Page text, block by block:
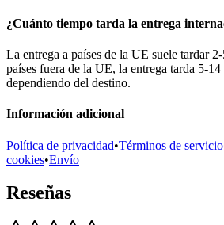
¿Cuánto tiempo tarda la entrega
La entrega a países de la UE suele tardar
países fuera de la UE, la entrega tarda 5-14
dependiendo del destino.
Información adicional
Política de privacidad•Términos de servicio
cookies•Envío
Reseñas